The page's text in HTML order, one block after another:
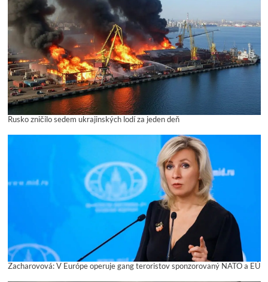
Rusko zničilo sedem ukrajinských lodí za jeden deň
Zacharovová: V Európe operuje gang teroristov sponzorovaný NATO a EÚ